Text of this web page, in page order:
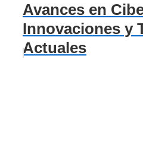
Avances en
Innovaciones y
Actuales